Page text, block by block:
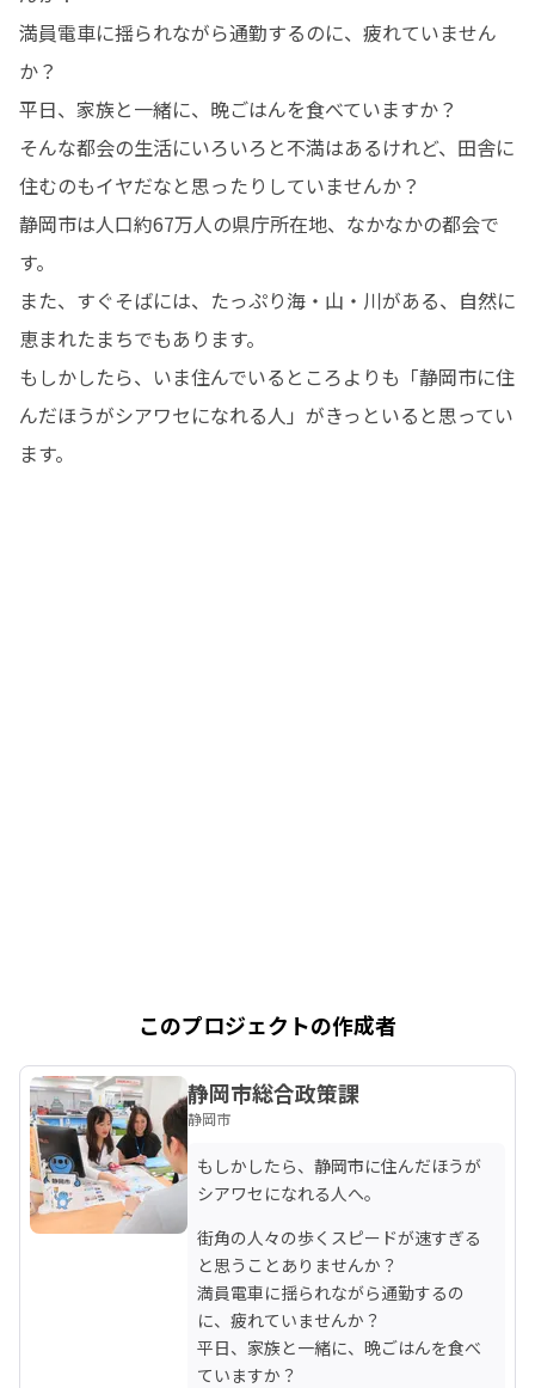
満員電車に揺られながら通勤するのに、疲れていません
か？
平日、家族と一緒に、晩ごはんを食べていますか？
そんな都会の生活にいろいろと不満はあるけれど、田舎に
住むのもイヤだなと思ったりしていませんか？
静岡市は人口約67万人の県庁所在地、なかなかの都会で
す。
また、すぐそばには、たっぷり海・山・川がある、自然に
恵まれたまちでもあります。
もしかしたら、いま住んでいるところよりも「静岡市に住
んだほうがシアワセになれる人」がきっといると思ってい
ます。
このプロジェクトの作成者
静岡市総合政策課
静岡市
もしかしたら、静岡市に住んだほうが
シアワセになれる人へ。
街角の人々の歩くスピードが速すぎる
と思うことありませんか？
満員電車に揺られながら通勤するの
に、疲れていませんか？
平日、家族と一緒に、晩ごはんを食べ
ていますか？